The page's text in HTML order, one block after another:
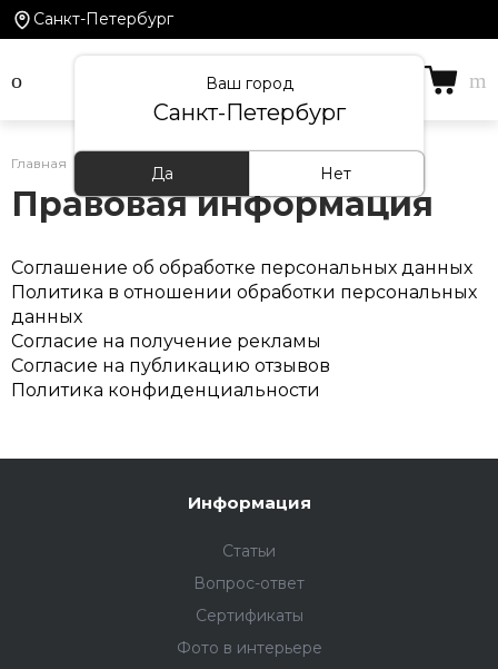
Санкт-Петербург
Ваш город
Санкт-Петербург
Да Нет
Главная Информация Правовая информация
Правовая информация
Соглашение об обработке персональных данных
Политика в отношении обработки персональных
данных
Согласие на получение рекламы
Согласие на публикацию отзывов
Политика конфиденциальности
Информация
Статьи
Вопрос-ответ
Сертификаты
Фото в интерьере